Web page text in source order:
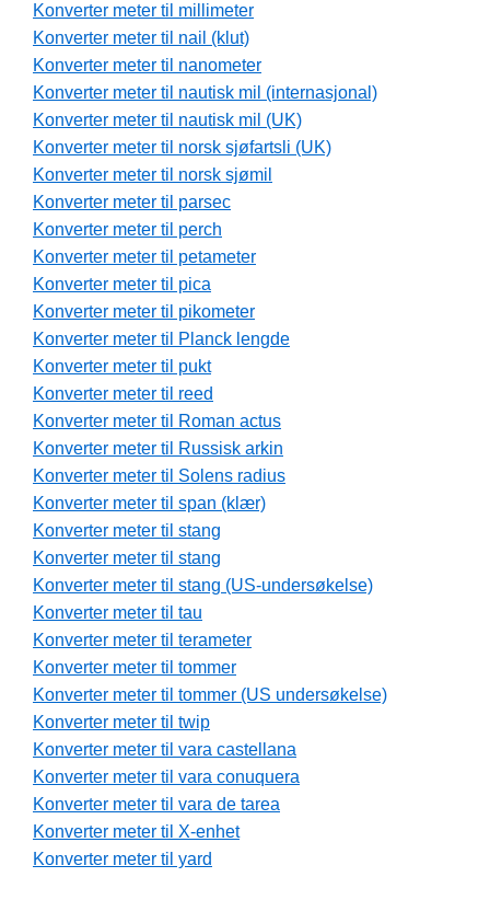
Konverter meter til millimeter
Konverter meter til nail (klut)
Konverter meter til nanometer
Konverter meter til nautisk mil (internasjonal)
Konverter meter til nautisk mil (UK)
Konverter meter til norsk sjøfartsli (UK)
Konverter meter til norsk sjømil
Konverter meter til parsec
Konverter meter til perch
Konverter meter til petameter
Konverter meter til pica
Konverter meter til pikometer
Konverter meter til Planck lengde
Konverter meter til pukt
Konverter meter til reed
Konverter meter til Roman actus
Konverter meter til Russisk arkin
Konverter meter til Solens radius
Konverter meter til span (klær)
Konverter meter til stang
Konverter meter til stang
Konverter meter til stang (US-undersøkelse)
Konverter meter til tau
Konverter meter til terameter
Konverter meter til tommer
Konverter meter til tommer (US undersøkelse)
Konverter meter til twip
Konverter meter til vara castellana
Konverter meter til vara conuquera
Konverter meter til vara de tarea
Konverter meter til X-enhet
Konverter meter til yard